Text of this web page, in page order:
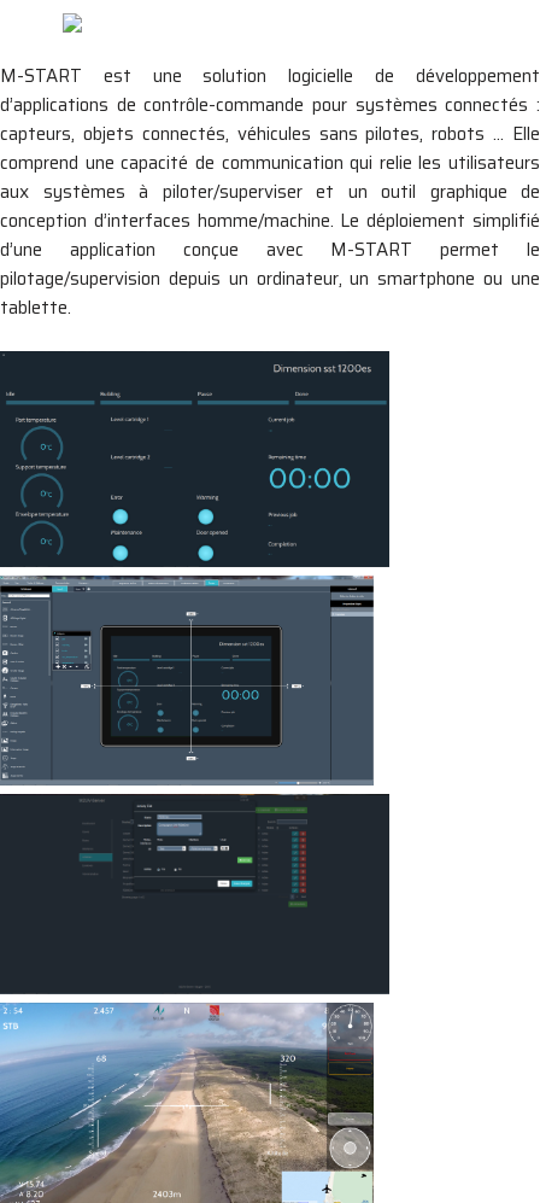
M-START est une solution logicielle de développement
d’applications de contrôle-commande pour systèmes connectés :
capteurs, objets connectés, véhicules sans pilotes, robots … Elle
comprend une capacité de communication qui relie les utilisateurs
aux systèmes à piloter/superviser et un outil graphique de
conception d’interfaces homme/machine. Le déploiement simplifié
d’une application conçue avec M-START permet le
pilotage/supervision depuis un ordinateur, un smartphone ou une
tablette.